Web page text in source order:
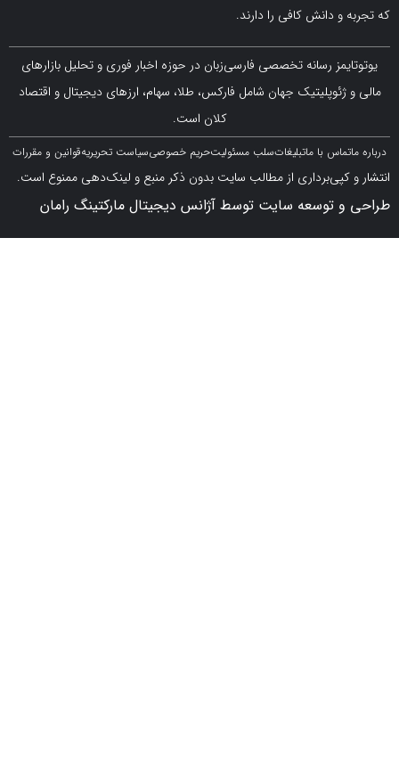
دانش کافی را دارند.
رسانه تخصصی فارسی‌زبان در حوزه اخبار فوری و تحلیل بازارهای
جهان شامل فارکس، طلا، سهام، ارزهای دیجیتال و اقتصاد
با ما تبلیغاتسلب مسئولیتحریم خصوصیسیاست تحریریهقوانین و مقررات
از مطالب سایت بدون ذکر منبع و لینک‌دهی ممنوع است.
سایت توسط آژانس دیجیتال مارکتینگ رامان